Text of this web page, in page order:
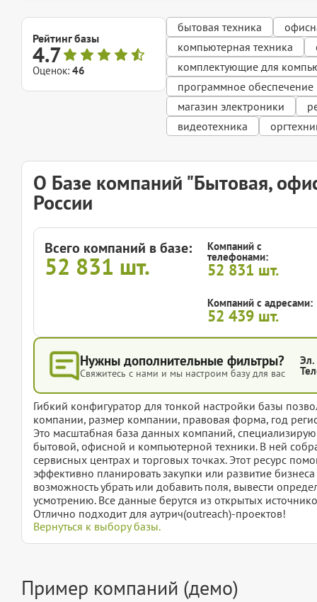
Рейтинг базы
4.7
Оценок: 46
бытовая техника
компьютерная техника
комплектующие для
программное обеспечение
магазин электроники
видеотехника
О Базе компаний "Бытовая,
России
Всего компаний в базе:
52 831 шт.
Компаний с
телефонами:
52 831 шт.
Компаний с адресами:
52 439 шт.
Нужны дополнительные фильтры?
Свяжитесь с нами и мы настроим базу для вас
Эл.
Гибкий конфигуратор для тонкой настройки базы
компании, размер компании, правовая форма, год
Это масштабная база данных компаний,
бытовой, офисной и компьютерной техники. В ней
сервисных центрах и торговых точках. Этот ресурс
эффективно планировать закупки или развитие
возможность убрать или добавить поля, вывести
усмотрению. Все данные берутся из открытых
Отлично подходит для аутрич(outreach)-проектов!
Вернуться к выбору базы.
Пример компаний (демо)